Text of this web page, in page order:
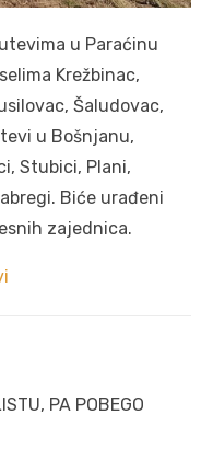
u Paraćinu
Krežbinac,
Šaludovac,
u Bošnjanu,
Stubici, Plani,
Biće urađeni
zajednica.
PA POBEGO